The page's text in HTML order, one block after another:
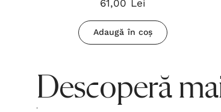
înnoiesc în fiecare dimineață
61,00 Lei
Adaugă în coș
Descoperă
.